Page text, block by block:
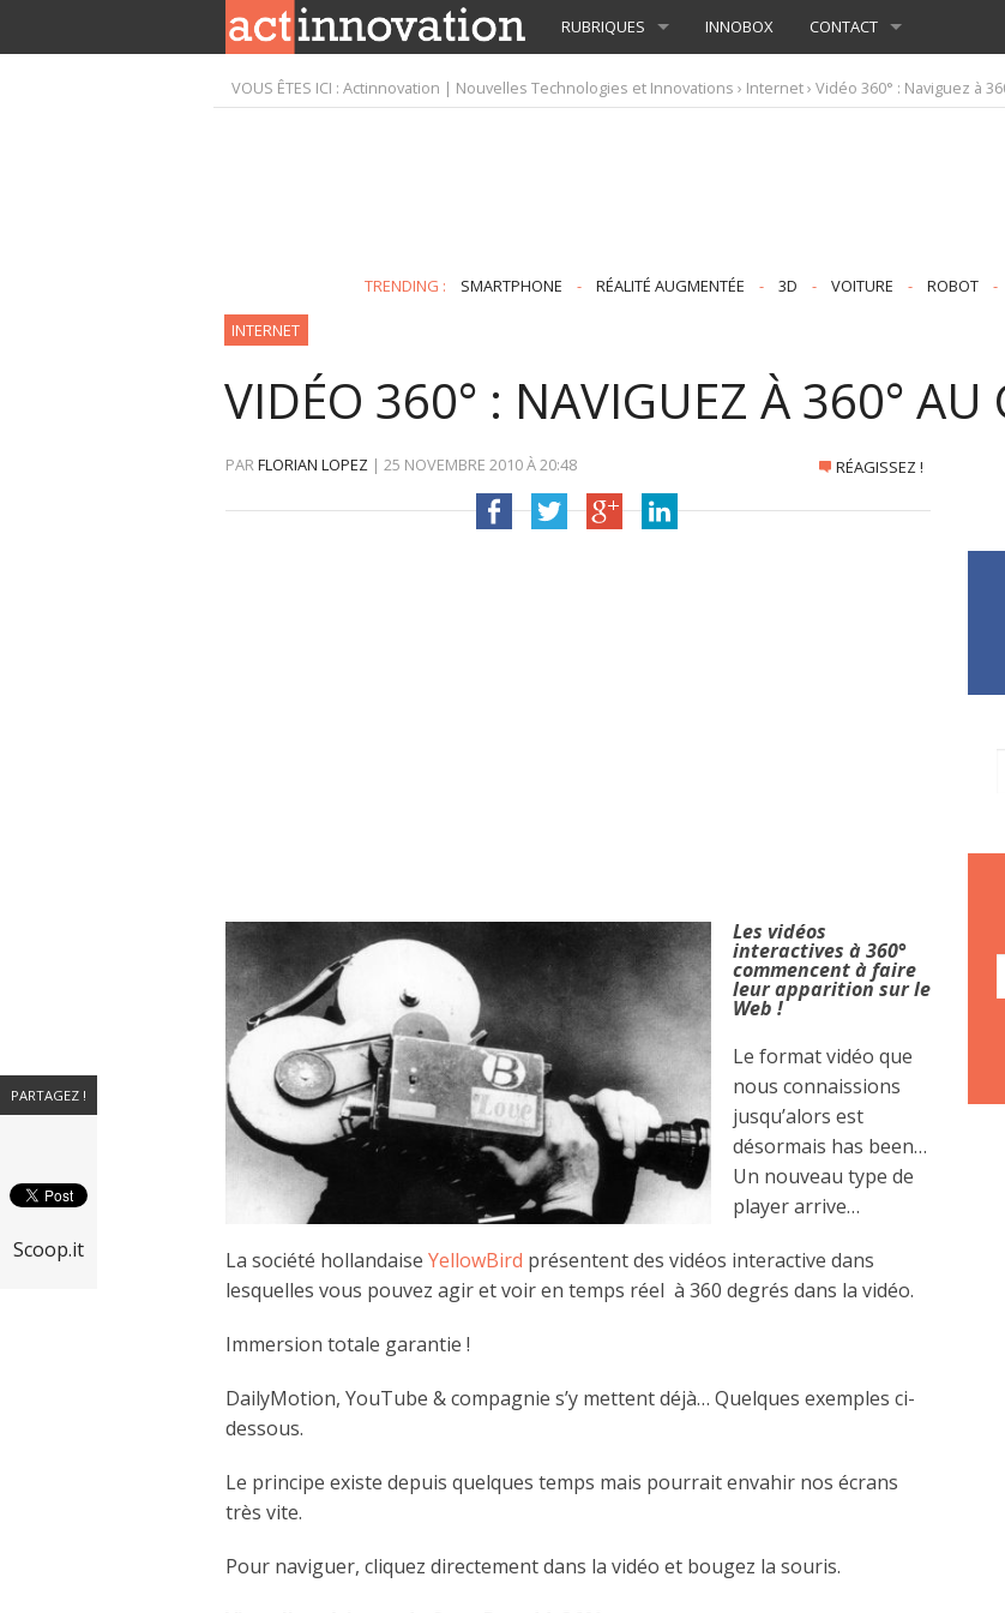
RUBRIQUES INNOBOX CONTACT
VOUS ÊTES ICI :Actinnovation | Nouvelles Technologies et Innovations › Internet› Vidéo 360° : Naviguez à
TRENDING : SMARTPHONE - RÉALITÉ AUGMENTÉE - 3D - VOITURE - ROBOT -
INTERNET
VIDÉO 360° : NAVIGUEZ À 360° AU
PARFLORIAN LOPEZ | 25 NOVEMBRE 2010À20:48 RÉAGISSEZ !
Les vidéos
interactives à 360°
commencent à faire
leur apparition sur le
Web !
Le format vidéo que
nous connaissions
jusqu’alors est
désormais has been…
Un nouveau type de
player arrive…
La société hollandaise YellowBird présentent des vidéos interactive dans
lesquelles vous pouvez agir et voir en temps réel à 360 degrés dans la vidéo.
Immersion totale garantie !
DailyMotion, YouTube & compagnie s’y mettent déjà… Quelques exemples ci-
dessous.
Le principe existe depuis quelques temps mais pourrait envahir nos écrans
très vite.
Pour naviguer, cliquez directement dans la vidéo et bougez la souris.
PARTAGEZ !
Scoop.it